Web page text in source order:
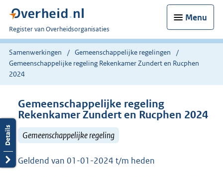
Menu
U
bent
nu
hier:
Register van Overheidsorganisaties
Samenwerkingen
Gemeenschappelijke regelingen
Gemeenschappelijke regeling Rekenkamer Zundert en Rucphen
2024
Gemeenschappelijke regeling
Rekenkamer Zundert en Rucphen 2024
Gemeenschappelijke regeling
Geldend van 01-01-2024 t/m heden